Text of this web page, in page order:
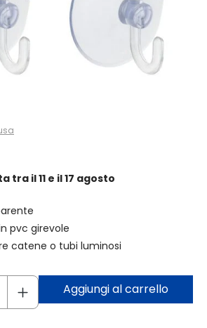
tra il 11 e il 17 agosto
pvc girevole
catene o tubi luminosi
Aggiungi al carrello